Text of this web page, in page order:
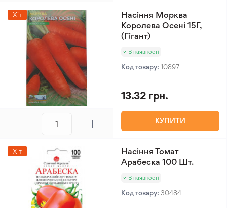
Хіт
Насіння Морква
Королева Осені 15Г,
(Гігант)
В наявності
Код товару: 10897
13.32 грн.
КУПИТИ
Хіт
Насіння Томат
Арабеска 100 Шт.
В наявності
Код товару: 30484